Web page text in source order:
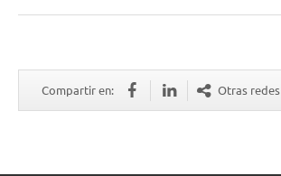
Compartir en: Otras redes